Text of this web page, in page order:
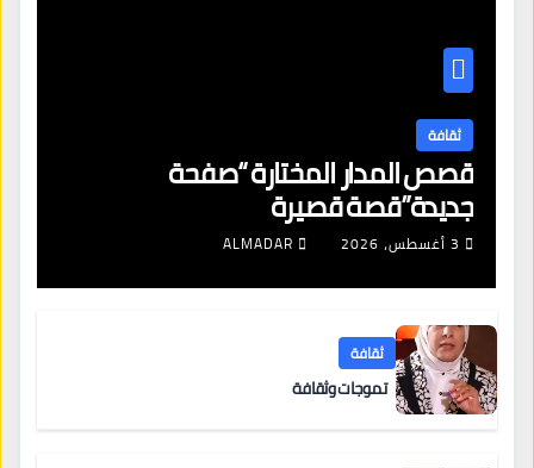
ثقافة
قصص المدار المختارة “صفحة
جديدة”قصة قصيرة
3 أغسطس، 2026 ALMADAR
ثقافة
تموجات وثقافة